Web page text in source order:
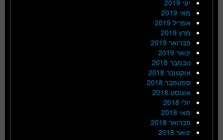
יוני 2019
מאי 2019
אפריל 2019
מרץ 2019
פברואר 2019
ינואר 2019
נובמבר 2018
אוקטובר 2018
ספטמבר 2018
אוגוסט 2018
יולי 2018
מאי 2018
פברואר 2018
ינואר 2018